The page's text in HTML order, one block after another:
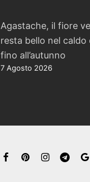
Agastache, il fiore
resta bello nel
fino all’autunno
7 Agosto 2026